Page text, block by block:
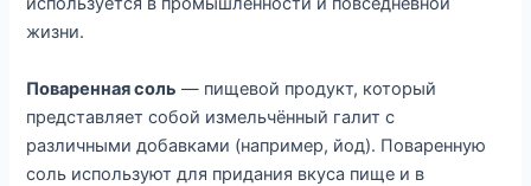
жизни.
Поваренная соль — пищевой продукт, который
представляет собой измельчённый галит с
различными добавками (например, йод). Поваренную
соль используют для придания вкуса пище и в